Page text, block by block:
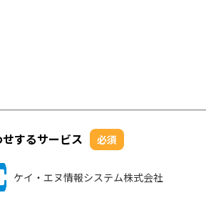
するサービス 必須
ケイ・エヌ情報システム株式会社